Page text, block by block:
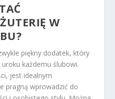
W
piękny dodatek, który
każdemu ślubowi.
jest idealnym
pragną wprowadzić do